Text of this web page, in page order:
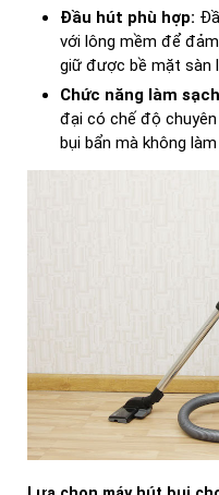
Đầu hút phù hợp:
với lông mềm để
giữ được bề mặt sàn
Chức năng làm
đại có chế độ
bụi bẩn mà không